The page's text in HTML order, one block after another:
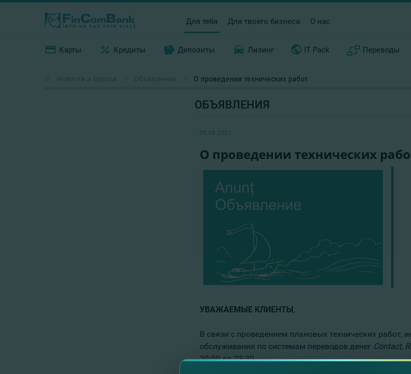
Для тебя Для твоего бизнеса О нас
Карты Кредиты Депозиты Лизинг IT Pack Переводы
О проведении технических работ
ОБЪЯВЛЕНИЯ
09.08.2021
О проведении технических
УВАЖАЕМЫЕ КЛИЕНТЫ,
В связи с проведением плановых технических
обслуживания по системам переводов денег Contact,
20:00 до 23:30.